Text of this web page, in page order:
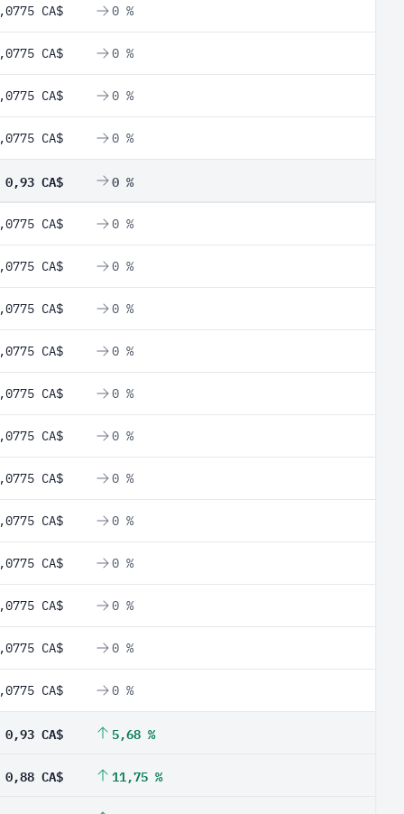
CA$ 0 %
CA$ 0 %
CA$ 0 %
CA$ 0 %
0,93 CA$ 0 %
CA$ 0 %
CA$ 0 %
CA$ 0 %
CA$ 0 %
CA$ 0 %
CA$ 0 %
CA$ 0 %
CA$ 0 %
CA$ 0 %
CA$ 0 %
CA$ 0 %
CA$ 0 %
0,93 CA$ 5,68 %
0,88 CA$ 11,75 %